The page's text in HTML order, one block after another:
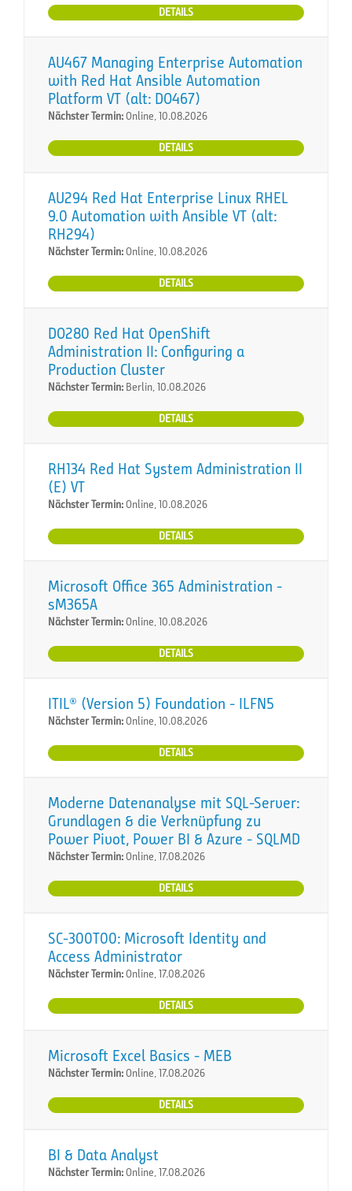
DETAILS
AU467 Managing Enterprise Automation
with Red Hat Ansible Automation
Platform VT (alt: DO467)
Nächster Termin:Online, 10.08.2026
DETAILS
AU294 Red Hat Enterprise Linux RHEL
9.0 Automation with Ansible VT (alt:
RH294)
Nächster Termin:Online, 10.08.2026
DETAILS
DO280 Red Hat OpenShift
Administration II: Configuring a
Production Cluster
Nächster Termin: Berlin, 10.08.2026
DETAILS
RH134 Red Hat System Administration II
(E) VT
Nächster Termin:Online, 10.08.2026
DETAILS
Microsoft Office 365 Administration -
sM365A
Nächster Termin:Online, 10.08.2026
DETAILS
ITIL® (Version 5) Foundation - ILFN5
Nächster Termin:Online, 10.08.2026
DETAILS
Moderne Datenanalyse mit SQL-Server:
Grundlagen & die Verknüpfung zu
Power Pivot, Power BI & Azure - SQLMD
Nächster Termin:Online, 17.08.2026
DETAILS
SC-300T00: Microsoft Identity and
Access Administrator
Nächster Termin:Online, 17.08.2026
DETAILS
Microsoft Excel Basics - MEB
Nächster Termin:Online, 17.08.2026
DETAILS
BI & Data Analyst
Nächster Termin:Online, 17.08.2026